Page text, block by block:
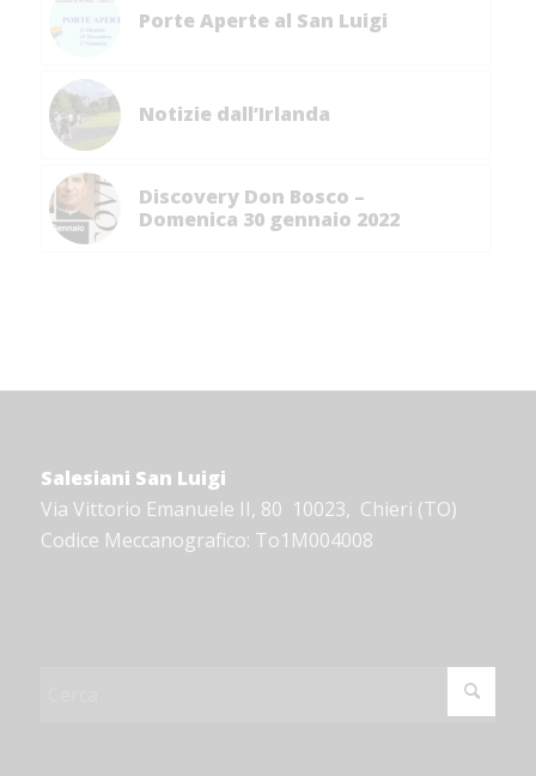
Porte Aperte al San Luigi
Notizie dall’Irlanda
Discovery Don Bosco –
Domenica 30 gennaio 2022
Salesiani San Luigi
Via Vittorio Emanuele II, 80 10023, Chieri (TO)
Codice Meccanografico: To1M004008